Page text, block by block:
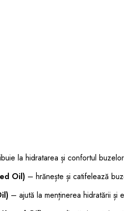
la hidratarea și confortul
Oil) – hrănește și catifelează
– ajută la menținerea hidratării și